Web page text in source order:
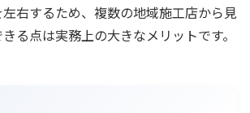
右するため、複数の地域施工店から見
る点は実務上の大きなメリットです。